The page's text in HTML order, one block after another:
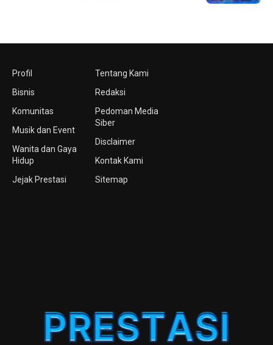
Profil
Bisnis
Komunitas
Musik dan Event
Wanita dan Gaya
Hidup
Jejak Prestasi
Tentang Kami
Redaksi
Pedoman Media
Siber
Disclaimer
Kontak Kami
Sitemap